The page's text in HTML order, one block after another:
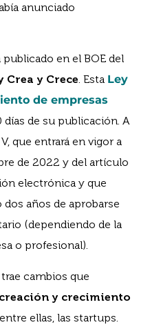
anunciado
en el BOE del
Crea y Crece. Esta Ley
de empresas
días de su publicación. A
que entrará en vigor a
de 2022 y del artículo
electrónica y que
años de aprobarse
(dependiendo de la
o profesional).
trae cambios que
y crecimiento
entre ellas, las startups.